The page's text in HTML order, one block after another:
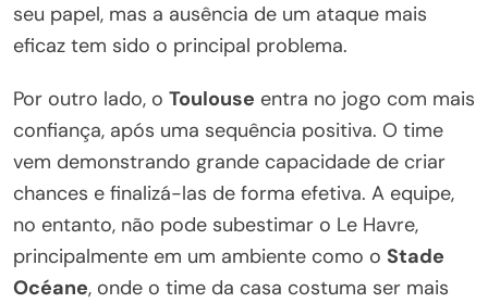
seu papel, mas a ausência de um ataque mais
eficaz tem sido o principal problema.
Por outro lado, o Toulouse entra no jogo com mais
confiança, após uma sequência positiva. O time
vem demonstrando grande capacidade de criar
chances e finalizá-las de forma efetiva. A equipe,
no entanto, não pode subestimar o Le Havre,
principalmente em um ambiente como o Stade
Océane, onde o time da casa costuma ser mais